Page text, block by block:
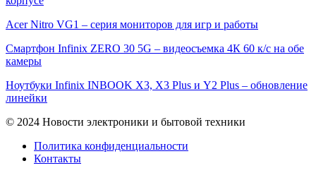
Acer Nitro VG1 – серия мониторов для игр и работы
Смартфон Infinix ZERO 30 5G – видеосъемка 4К 60 к/с на обе
камеры
Ноутбуки Infinix INBOOK X3, X3 Plus и Y2 Plus – обновление
линейки
© 2024 Новости электроники и бытовой техники
Политика конфиденциальности
Контакты